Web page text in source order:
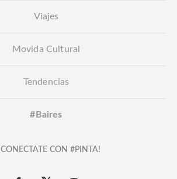
Viajes
Movida Cultural
Tendencias
#Baires
CONECTATE CON #PINTA!